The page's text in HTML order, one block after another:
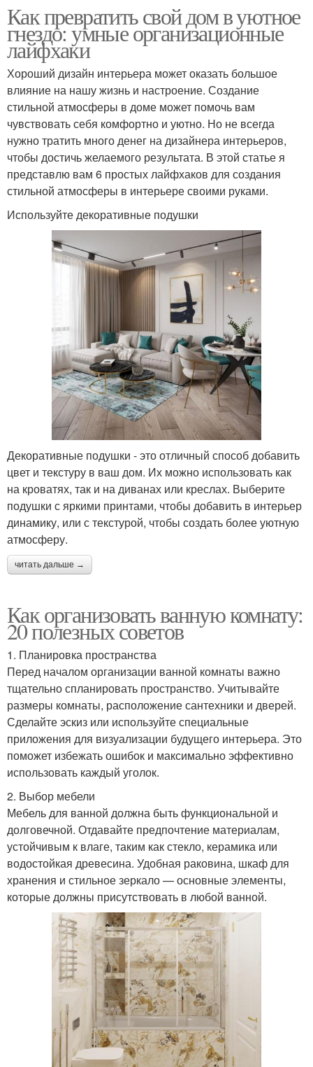
Как превратить свой дом в уютное
гнездо: умные организационные
лайфхаки
Хороший дизайн интерьера может оказать большое
влияние на нашу жизнь и настроение. Создание
стильной атмосферы в доме может помочь вам
чувствовать себя комфортно и уютно. Но не всегда
нужно тратить много денег на дизайнера интерьеров,
чтобы достичь желаемого результата. В этой статье я
представлю вам 6 простых лайфхаков для создания
стильной атмосферы в интерьере своими руками.
Используйте декоративные подушки
Декоративные подушки - это отличный способ добавить
цвет и текстуру в ваш дом. Их можно использовать как
на кроватях, так и на диванах или креслах. Выберите
подушки с яркими принтами, чтобы добавить в интерьер
динамику, или с текстурой, чтобы создать более уютную
атмосферу.
читать дальше →
Как организовать ванную комнату:
20 полезных советов
1. Планировка пространства
Перед началом организации ванной комнаты важно
тщательно спланировать пространство. Учитывайте
размеры комнаты, расположение сантехники и дверей.
Сделайте эскиз или используйте специальные
приложения для визуализации будущего интерьера. Это
поможет избежать ошибок и максимально эффективно
использовать каждый уголок.
2. Выбор мебели
Мебель для ванной должна быть функциональной и
долговечной. Отдавайте предпочтение материалам,
устойчивым к влаге, таким как стекло, керамика или
водостойкая древесина. Удобная раковина, шкаф для
хранения и стильное зеркало — основные элементы,
которые должны присутствовать в любой ванной.